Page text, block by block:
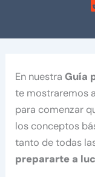
En nuestra Guía
te mostraremos
para comenzar
los conceptos
tanto de todas
prepararte a